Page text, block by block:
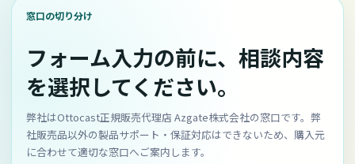
窓口の切り分け
フォーム入力の前に、相談内容
を選択してください。
弊社はOttocast正規販売代理店 Azgate株式会社の窓口です。弊
社販売品以外の製品サポート・保証対応はできないため、購入元
に合わせて適切な窓口へご案内します。